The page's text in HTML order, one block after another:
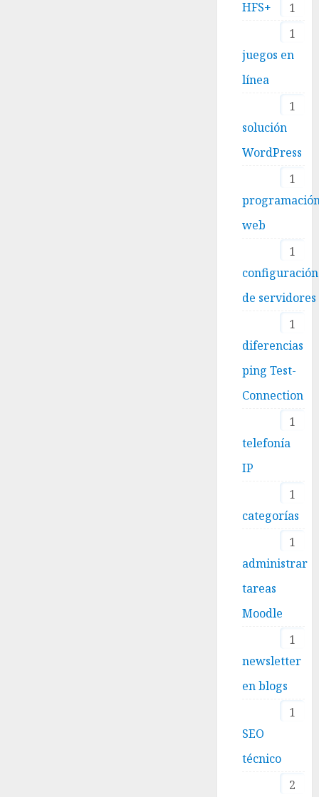
1
HFS+
1
juegos en
línea
1
solución
WordPress
1
web
1
configuración
de servidores
1
diferencias
ping Test-
Connection
1
telefonía
IP
1
categorías
1
administrar
tareas
Moodle
1
newsletter
en blogs
1
SEO
técnico
2